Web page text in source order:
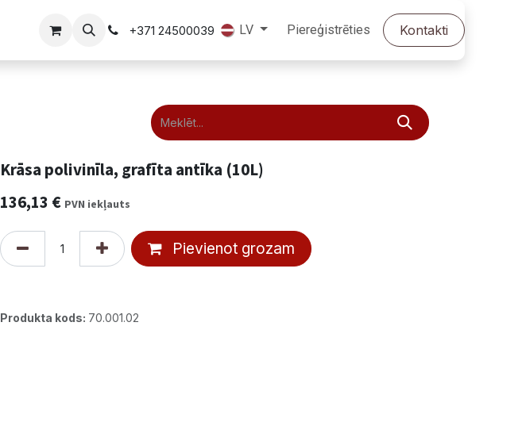
+371 24500039 LV Piereģistrēties Kontakti
Krāsa polivinīla, grafīta antīka (10L)
136,13 € PVN iekļauts
Pievienot grozam
Produkta kods: 70.001.02